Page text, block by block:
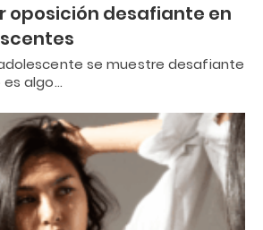
oposición desafiante en
se muestre desafiante
algo…